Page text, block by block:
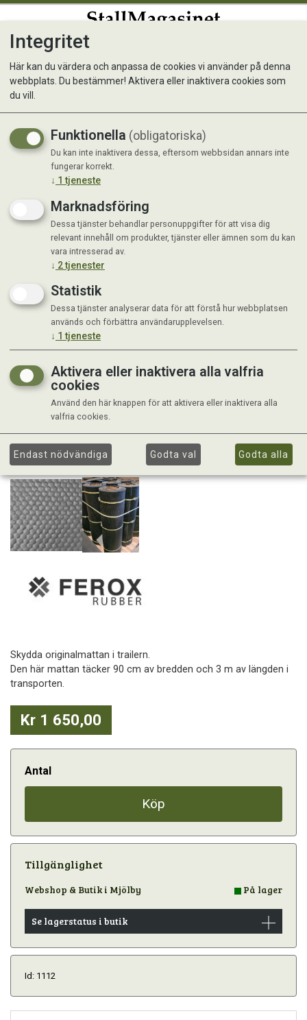
Broddmatta - Singel mat 10
mm 0,9 x 3 m
Broddmatta - en sida, 0,9 x 3 m
Skydda originalmattan i trailern.
Den här mattan täcker 90 cm av bredden och 3 m av längden i
transporten.
Kr 1 650,00
Antal
Köp
Tillgänglighet
Webshop & Butik i Mjölby På lager
Se lagerstatus i butik
Id: 1112
Integritet
Här kan du värdera och anpassa de cookies vi använder på denna
webbplats. Du bestämmer! Aktivera eller inaktivera cookies som
du vill.
Funktionella (obligatoriska)
Du kan inte inaktivera dessa, eftersom webbsidan annars inte
fungerar korrekt.
↓ 1 tjeneste
Marknadsföring
Dessa tjänster behandlar personuppgifter för att visa dig
relevant innehåll om produkter, tjänster eller ämnen som du kan
vara intresserad av.
↓ 2tjenester
Statistik
Dessa tjänster analyserar data för att förstå hur webbplatsen
används och förbättra användarupplevelsen.
↓ 1 tjeneste
Aktivera eller inaktivera alla valfria
cookies
Använd den här knappen för att aktivera eller inaktivera alla
valfria cookies.
Endast nödvändiga Godta val Godta alla